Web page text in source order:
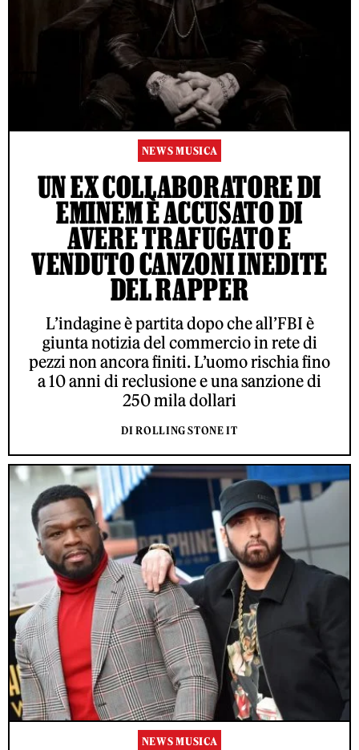
NEWS MUSICA
UN EX COLLABORATORE DI
EMINEM È ACCUSATO DI
AVERE TRAFUGATO E
VENDUTO CANZONI INEDITE
DEL RAPPER
L’indagine è partita dopo che all’FBI è
giunta notizia del commercio in rete di
pezzi non ancora finiti. L’uomo rischia fino
a 10 anni di reclusione e una sanzione di
250 mila dollari
DI ROLLING STONE IT
NEWS MUSICA